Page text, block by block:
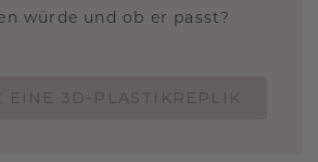
würde und ob er passt?